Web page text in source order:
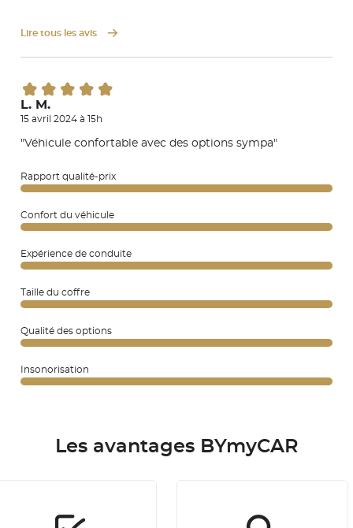
Lire tous les avis
L. M.
15 avril 2024 à 15h
"Véhicule confortable avec des options sympa"
Rapport qualité-prix
Confort du véhicule
Expérience de conduite
Taille du coffre
Qualité des options
Insonorisation
Les avantages BYmyCAR